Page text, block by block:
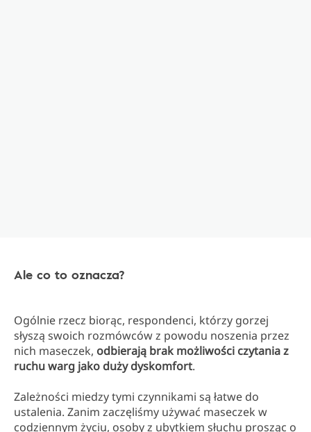
Ale co to oznacza?
Ogólnie rzecz biorąc, respondenci, którzy gorzej
słyszą swoich rozmówców z powodu noszenia przez
nich maseczek, odbierają brak możliwości czytania z
ruchu warg jako duży dyskomfort.
Zależności miedzy tymi czynnikami są łatwe do
ustalenia. Zanim zaczęliśmy używać maseczek w
codziennym życiu, osoby z ubytkiem słuchu prosząc o